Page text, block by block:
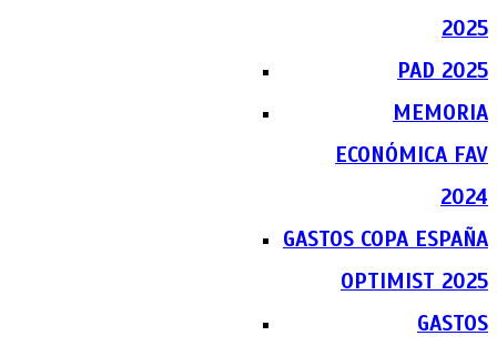
2025
PAD 2025
MEMORIA
ECONÓMICA FAV
2024
GASTOS COPA ESPAÑA
OPTIMIST 2025
GASTOS